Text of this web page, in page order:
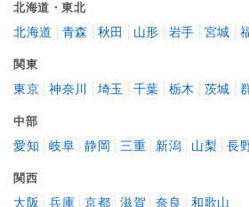
北海道・東北
北海道 青森 秋田 山形 岩手 宮城
関東
東京 神奈川 埼玉 千葉 栃木 茨城
中部
愛知 岐阜 静岡 三重 新潟 山梨 長
関西
大阪 兵庫 京都 滋賀 奈良 和歌山